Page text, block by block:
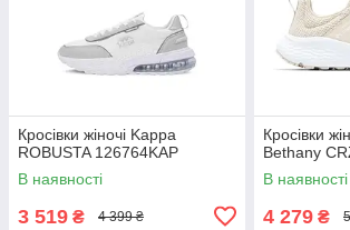
Кросівки жіночі Kappa
ROBUSTA 126764KAP
В наявності
3 519 ₴ 4 399 ₴
Кросівки
Bethany
В наявності
4 279 ₴